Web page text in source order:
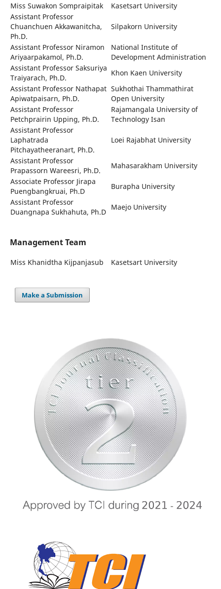
Miss Suwakon Sompraipitak
Kasetsart University
Assistant Professor
Chuanchuen Akkawanitcha,
Ph.D.
Silpakorn University
Assistant Professor Niramon
Ariyaarpakamol, Ph.D.
National Institute of
Development Administration
Assistant Professor Saksuriya
Traiyarach, Ph.D.
Khon Kaen University
Assistant Professor Nathapat
Apiwatpaisarn, Ph.D.
Sukhothai Thammathirat
Open University
Assistant Professor
Petchprairin Upping, Ph.D.
Rajamangala University of
Technology Isan
Assistant Professor
Laphatrada
Pitchayatheeranart, Ph.D.
Loei Rajabhat University
Assistant Professor
Prapassorn Wareesri, Ph.D.
Mahasarakham University
Associate Professor Jirapa
Puengbangkruai, Ph.D
Burapha University
Assistant Professor
Duangnapa Sukhahuta, Ph.D
Maejo University
Management Team
Miss Khanidtha Kijpanjasub Kasetsart University
Make a Submission